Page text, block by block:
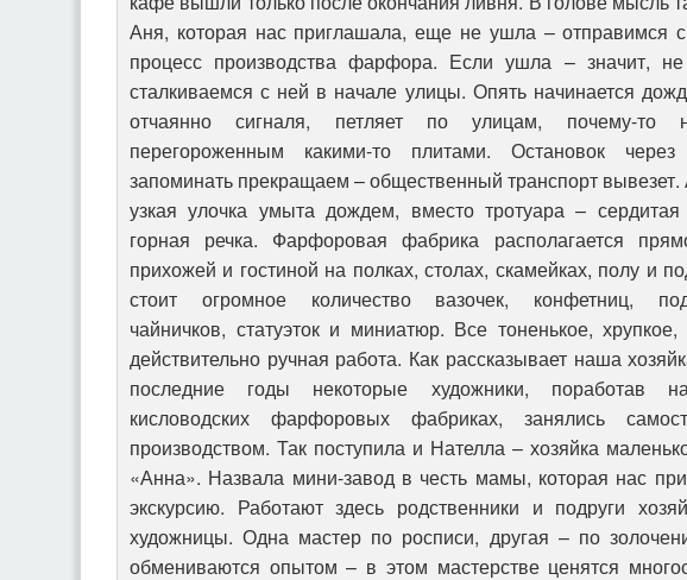
Аня, которая нас приглашала, еще не ушла – отправимся
процесс производства фарфора. Если ушла – значит,
сталкиваемся с ней в начале улицы. Опять начинается
отчаянно сигналя, петляет по улицам, почему-то
перегороженным какими-то плитами. Остановок
запоминать прекращаем – общественный транспорт вывезет.
узкая улочка умыта дождем, вместо тротуара – сердитая
горная речка. Фарфоровая фабрика располагается
прихожей и гостиной на полках, столах, скамейках, полу и
стоит огромное количество вазочек, конфетниц,
чайничков, статуэток и миниатюр. Все тоненькое,
действительно ручная работа. Как рассказывает наша
последние годы некоторые художники, поработав
кисловодских фарфоровых фабриках, занялись
производством. Так поступила и Нателла – хозяйка
«Анна». Назвала мини-завод в честь мамы, которая нас
экскурсию. Работают здесь родственники и подруги
художницы. Одна мастер по росписи, другая – по
обмениваются опытом – в этом мастерстве ценятся